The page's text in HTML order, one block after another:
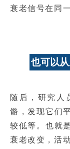
衰老信号在同
也可以
随后，研究人
骼，发现它们
较低等。也就
衰老改变，活